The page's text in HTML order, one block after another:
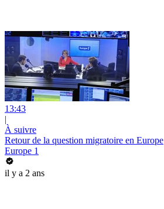
13:43
|
À suivre
Retour de la question migratoire en Europe
Europe 1
il y a 2 ans